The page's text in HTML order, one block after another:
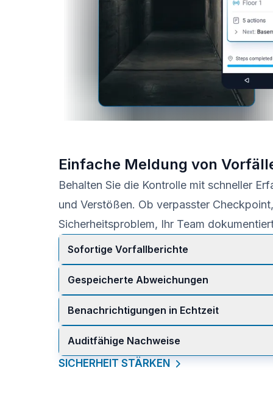
Einfache Meldung von
Behalten Sie die Kontrolle mit schneller
und Verstößen. Ob verpasster
Sicherheitsproblem, Ihr Team
Sofortige Vorfallberichte
Kommentaren, Kategorien und
Gespeicherte Abweichungen
anhand der gespeicherten Aufgabenstatus
Benachrichtigungen in Echtzeit
Folgeaufgaben oder Checklisten zuweisen.
Auditfähige Nachweise
Jeder Vorfall wird mit Zeitstempel
SICHERHEIT STÄRKEN